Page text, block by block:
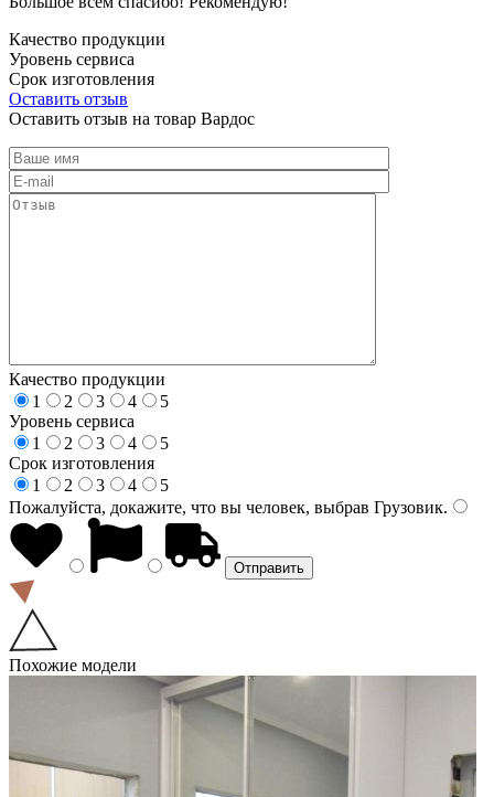
Качество продукции
Уровень сервиса
Срок изготовления
Оставить отзыв
Оставить отзыв на товар Вардос
Качество продукции
1
2 3 4
5
Уровень сервиса
1
2 3 4
5
Срок изготовления
1
2 3 4
5
Пожалуйста, докажите, что вы человек, выбрав Грузовик.
Похожие модели